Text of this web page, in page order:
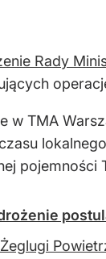
Rady
TMA
pojemności